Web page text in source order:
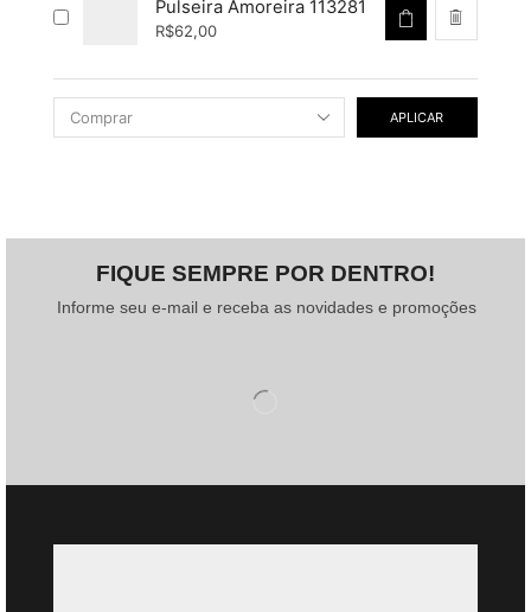
Pulseira Amoreira 113281
R$62,00
APLICAR
FIQUE SEMPRE POR DENTRO!
Informe seu e-mail e receba as novidades e promoções